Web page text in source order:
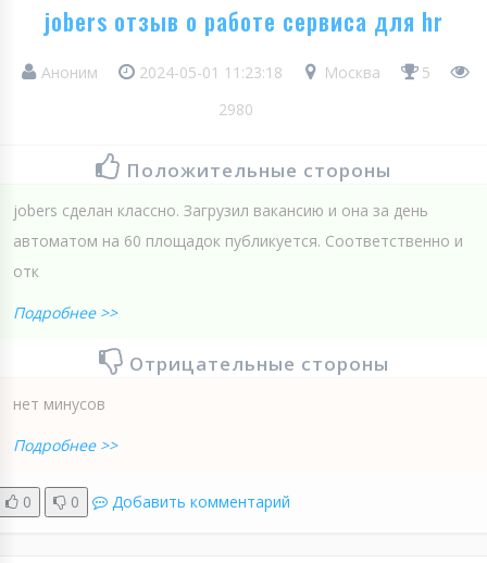
jobers отзыв о работе сервиса для hr
Аноним 2024-05-01 11:23:18 Москва
5
2980
Положительные стороны
jobers сделан классно. Загрузил вакансию и она за день
автоматом на 60 площадок публикуется. Соответственно и
отк
Подробнее >>
Отрицательные стороны
нет минусов
Подробнее >>
0 0 Добавить комментарий